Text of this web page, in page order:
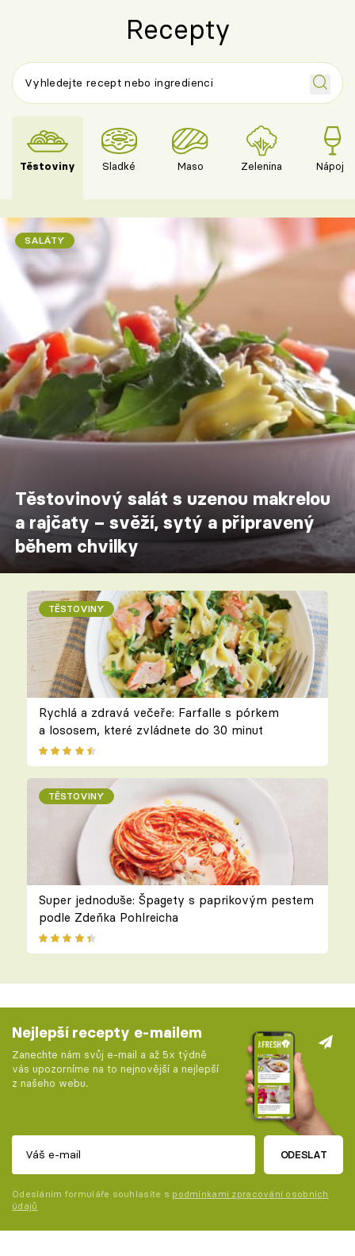
Recepty
Těstoviny Sladké Maso Zelenina Nápoje
SALÁTY
Těstovinový salát s uzenou makrelou
a rajčaty – svěží, sytý a připravený
během chvilky
TĚSTOVINY
Rychlá a zdravá večeře: Farfalle s pórkem
a lososem, které zvládnete do 30 minut
TĚSTOVINY
Super jednoduše: Špagety s paprikovým pestem
podle Zdeňka Pohlreicha
Nejlepší recepty e-mailem
Zanechte nám svůj e-mail a až 5x týdně
vás upozorníme na to nejnovější a nejlepší
z našeho webu.
ODESLAT
Odesláním formuláře souhlasíte s podmínkami zpracování osobních
údajů